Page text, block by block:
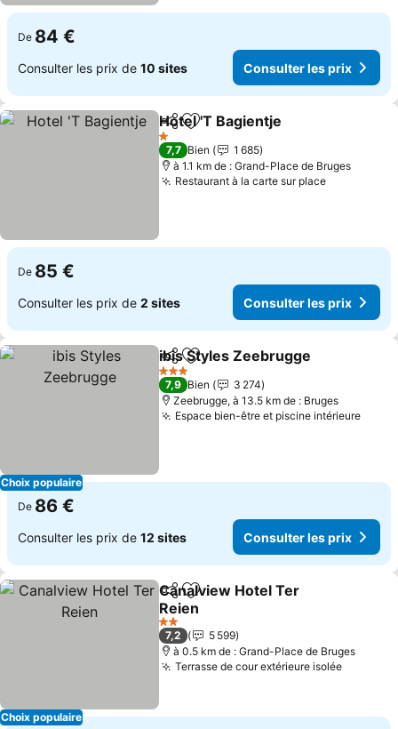
De 84 €
Consulter les prix de 10 sites Consulter les prix
PartagerAjouter à mes favoris
Hotel 'T Bagientje
1 Étoiles
7,7 Bien
1 685
à 1.1 km de : Grand-Place de Bruges
Restaurant à la carte sur placeConsulter
De 85 €
Consulter les prix de 2 sites Consulter les prix
Choix populaire
PartagerAjouter à mes favoris
ibis Styles Zeebrugge
3 Étoiles
7,9 Bien
3 274
Zeebrugge, à 13.5 km de : Bruges
Espace bien-être et piscine intérieure
De 86 €
Consulter les prix de 12 sites Consulter les prix
Choix populaire
PartagerAjouter à mes favoris
Canalview Hotel Ter
Reien
Consulter les prix
2 Étoiles
7,2
5 599
à 0.5 km de : Grand-Place de Bruges
Terrasse de cour extérieure isolée